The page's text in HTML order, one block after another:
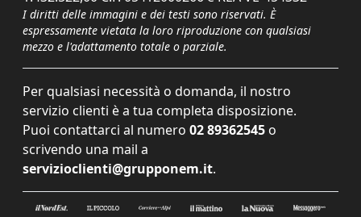
I diritti delle immagini e dei testi sono riservati. È
espressamente vietata la loro riproduzione con qualsiasi
mezzo e l'adattamento totale o parziale.
Per qualsiasi necessità o domanda, il nostro
servizio clienti è a tua completa disposizione.
Puoi contattarci al numero 02 89362545 o
scrivendo una mail a
servizioclienti@grupponem.it.